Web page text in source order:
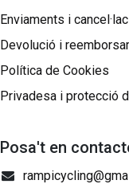
Enviaments i
Devolució i
Política de Cookies
Privadesa i protecció
Posa't en